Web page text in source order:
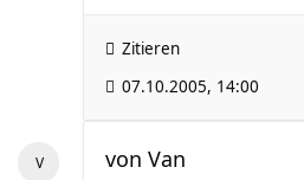
Zitieren
07.10.2005, 14:00
von Van